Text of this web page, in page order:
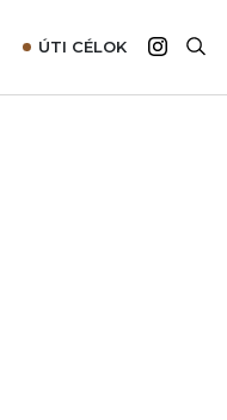
ÚTI CÉLOK